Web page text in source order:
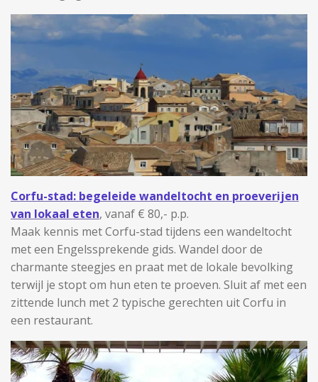
Corfu-stad: begeleide wandeltocht en proeverijen
van lokaal eten, vanaf € 80,- p.p.
Maak kennis met Corfu-stad tijdens een wandeltocht
met een Engelssprekende gids. Wandel door de
charmante steegjes en praat met de lokale bevolking
terwijl je stopt om hun eten te proeven. Sluit af met een
zittende lunch met 2 typische gerechten uit Corfu in
een restaurant.